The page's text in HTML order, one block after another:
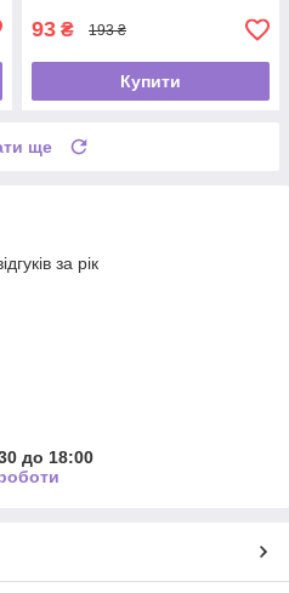
93 ₴ 193 ₴
Купити
ще
за рік
до 18:00